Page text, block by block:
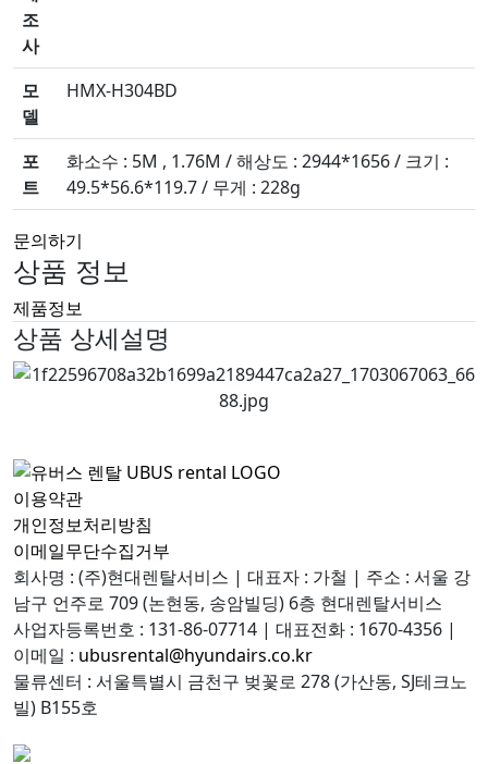
조
사
모
델
HMX-H304BD
포
트
화소수 : 5M , 1.76M / 해상도 : 2944*1656 / 크기 :
49.5*56.6*119.7 / 무게 : 228g
문의하기
상품 정보
제품정보
상품 상세설명
이용약관
개인정보처리방침
이메일무단수집거부
회사명 : (주)현대렌탈서비스 | 대표자 : 가철 | 주소 : 서울 강
남구 언주로 709 (논현동, 송암빌딩) 6층 현대렌탈서비스
사업자등록번호 : 131-86-07714 | 대표전화 : 1670-4356 |
이메일 : ubusrental@hyundairs.co.kr
물류센터 : 서울특별시 금천구 벚꽃로 278 (가산동, SJ테크노
빌) B155호